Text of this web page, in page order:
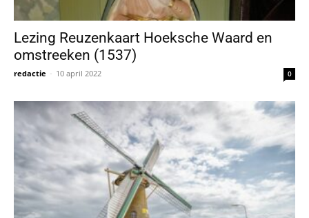
Lezing Reuzenkaart Hoeksche Waard en
omstreeken (1537)
redactie - 10 april 2022 0